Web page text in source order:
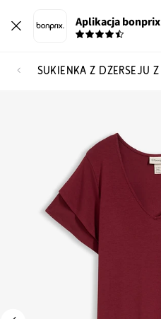
Aplikacja bonprix